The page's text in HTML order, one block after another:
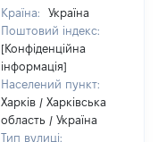
Країна:
Україна
Поштовий індекс:
[Конфіденційна
інформація]
Населений пункт:
Харків / Харківська
область / Україна
Тип вулиці: